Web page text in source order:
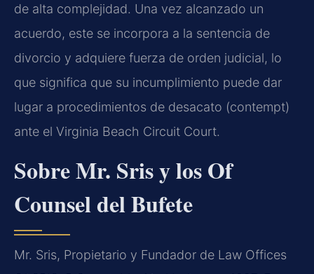
de alta complejidad. Una vez alcanzado un
acuerdo, este se incorpora a la sentencia de
divorcio y adquiere fuerza de orden judicial, lo
que significa que su incumplimiento puede dar
lugar a procedimientos de desacato (contempt)
ante el Virginia Beach Circuit Court.
Sobre Mr. Sris y los Of
Counsel del Bufete
Mr. Sris, Propietario y Fundador de Law Offices